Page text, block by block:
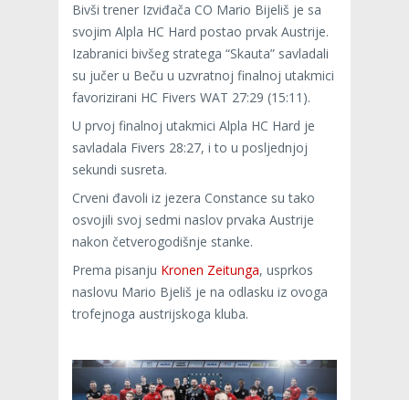
Bivši trener Izviđača CO Mario Bijeliš je sa
svojim Alpla HC Hard postao prvak Austrije.
Izabranici bivšeg stratega “Skauta” savladali
su jučer u Beču u uzvratnoj finalnoj utakmici
favorizirani HC Fivers WAT 27:29 (15:11).
U prvoj finalnoj utakmici Alpla HC Hard je
savladala Fivers 28:27, i to u posljednjoj
sekundi susreta.
Crveni đavoli iz jezera Constance su tako
osvojili svoj sedmi naslov prvaka Austrije
nakon četverogodišnje stanke.
Prema pisanju Kronen Zeitunga, usprkos
naslovu Mario Bjeliš je na odlasku iz ovoga
trofejnoga austrijskoga kluba.